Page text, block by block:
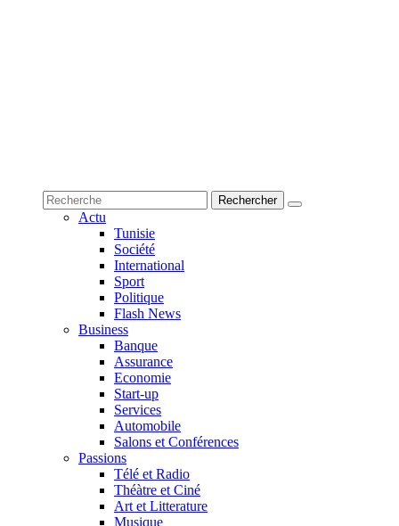
Actu
Tunisie
Société
International
Sport
Politique
Flash News
Business
Banque
Assurance
Economie
Start-up
Services
Automobile
Salons et Conférences
Passions
Télé et Radio
Théàtre et Ciné
Art et Litterature
Musique